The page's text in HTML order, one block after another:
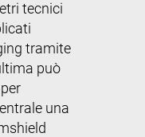
tecnici
tramite
può
una